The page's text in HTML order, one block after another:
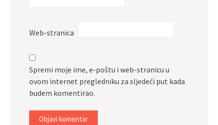
Web-stranica
Spremi moje ime, e-poštu i web-stranicu u
ovom internet pregledniku za sljedeći put kada
budem komentirao.